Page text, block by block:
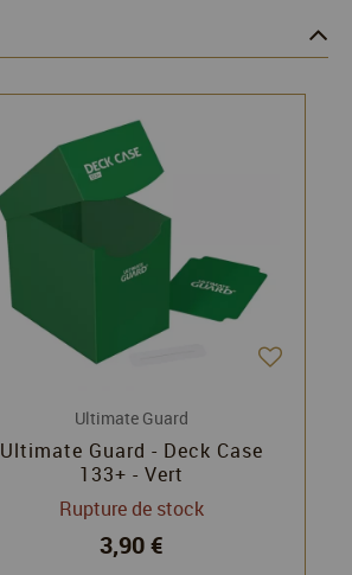
Ultimate Guard
Ultimate Guard - Deck Case
133+ - Vert
Rupture de stock
3,90 €